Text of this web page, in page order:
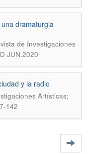
dramaturgia
de Investigaciones
JUN.2020
y la radio
Artísticas;
142